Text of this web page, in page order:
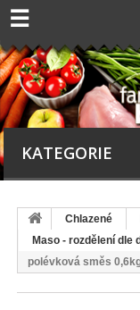
☰
KATEGORIE
Chlazené
Maso - rozdělení dle
polévková směs